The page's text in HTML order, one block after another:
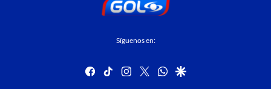
Síguenos en:
facebook
tiktok instagram
twitterwhatsapp
google